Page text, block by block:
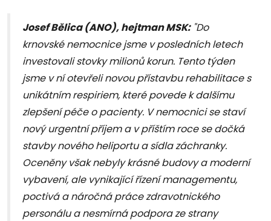
Josef Bělica (ANO), hejtman MSK:"Do
krnovské nemocnice jsme v posledních letech
investovali stovky milionů korun. Tento týden
jsme v ní otevřeli novou přístavbu rehabilitace s
unikátním respiriem, které povede k dalšímu
zlepšení péče o pacienty. V nemocnici se staví
nový urgentní příjem a v příštím roce se dočká
stavby nového heliportu a sídla záchranky.
Oceněny však nebyly krásné budovy a moderní
vybavení, ale vynikající řízení managementu,
poctivá a náročná práce zdravotnického
personálu a nesmírná podpora ze strany